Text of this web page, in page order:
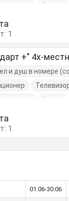
кровать
Комод
1
+" 4х-
и душ в номере
кровать
Комод
1
01.06-30.06